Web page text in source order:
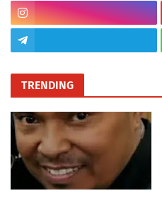
TRENDING